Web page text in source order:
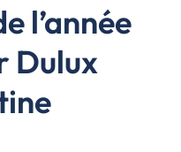
l’année
Dulux